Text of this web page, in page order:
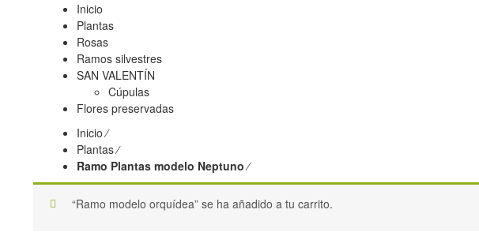
Inicio
Plantas
Rosas
Ramos silvestres
SAN VALENTÍN
Cúpulas
Flores preservadas
Inicio⁄
Plantas⁄
Ramo Plantas modelo Neptuno⁄
“Ramo modelo orquídea” se ha añadido a tu carrito.